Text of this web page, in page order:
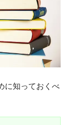
に知っておくべ